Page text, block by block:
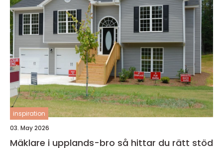
inspiration
03. May 2026
Mäklare i upplands-bro så hittar du rätt stöd